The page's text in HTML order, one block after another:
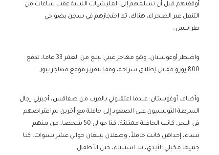
أوقفتهم قبل أن تسلمهم إلى المليشيات الليبية عقب ساعات من
التنقل عبر الصحراء، هناك، تم احتجازهم في سجن بضواحي
طرابلس.
واضطر أوغوستان، وهو مهاجر غيني يبلغ من العمر 33 عاما، لدفع
800 يورو مقابل إطلاق سراحه، وفقا لتقرير موقع مهاجر نيوز.
وأضاف أوغوستان: عندما اعتقلوني بالقرب من صفاقس، أجبرني رجال
الشرطة التونسيون على الصعود إلى حافلة مع آخرين تم اعتراضهم
في البحر، كانت الحافلة ممتلئة، كنا حوالي 50 شخصا، من بينهم
نساء، إحداهن كانت حاملاً، وطفلان يبلغان حوالي عشر سنوات، كنا
جميعا مكبلي الأيدي، بلا استثناء، حتى الأطفال.